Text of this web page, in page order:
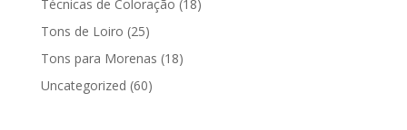
Técnicas de Coloração (18)
Tons de Loiro (25)
Tons para Morenas (18)
Uncategorized (60)